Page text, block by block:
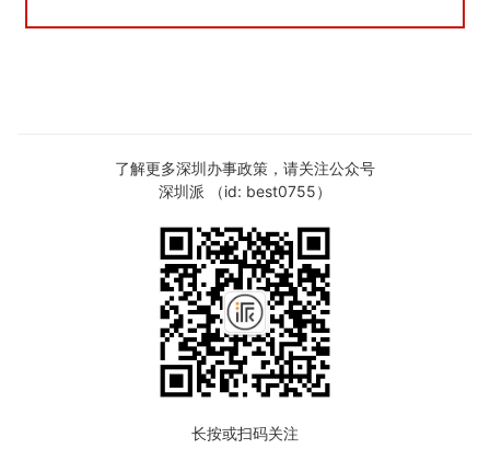
了解更多深圳办事政策，请关注公众号
深圳派 （id: best0755）
长按或扫码关注